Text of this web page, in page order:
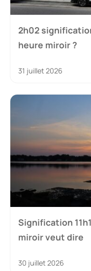
2h02
heure miroir ?
31 juillet 2026
Signification
miroir veut dire
30 juillet 2026